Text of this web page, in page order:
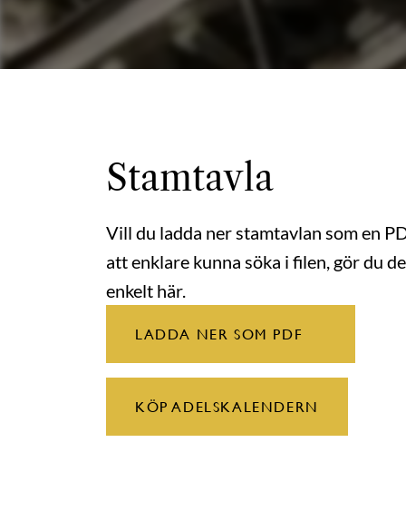
Stamtavla
Vill du ladda ner stamtavlan som en
att enklare kunna söka i filen, gör du
enkelt här.
LADDA NER SOM PDF
KÖP ADELSKALENDERN